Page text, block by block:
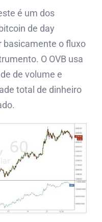
é um dos
de day
basicamente o fluxo
O OVB usa
de volume e
total de dinheiro